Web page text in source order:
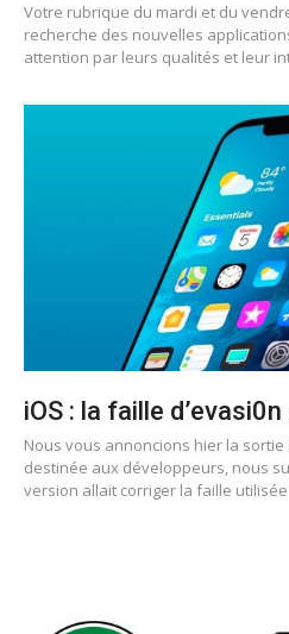
Votre rubrique du mardi et du
recherche des nouvelles
attention par leurs qualités et leur
iOS : la faille
Nous vous annoncions hier la sortie
destinée aux développeurs, nous
version allait corriger la faille